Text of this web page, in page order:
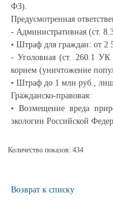
ФЗ).
Предусмотренная
- Административная (ст.
• Штраф для граждан: от 2
- Уголовная (ст. 260.1 УК
корнем (уничтожение
• Штраф до 1 млн руб.,
Гражданско-правовая:
• Возмещение вреда
экологии Российской
Количество показов: 434
Возврат к списку